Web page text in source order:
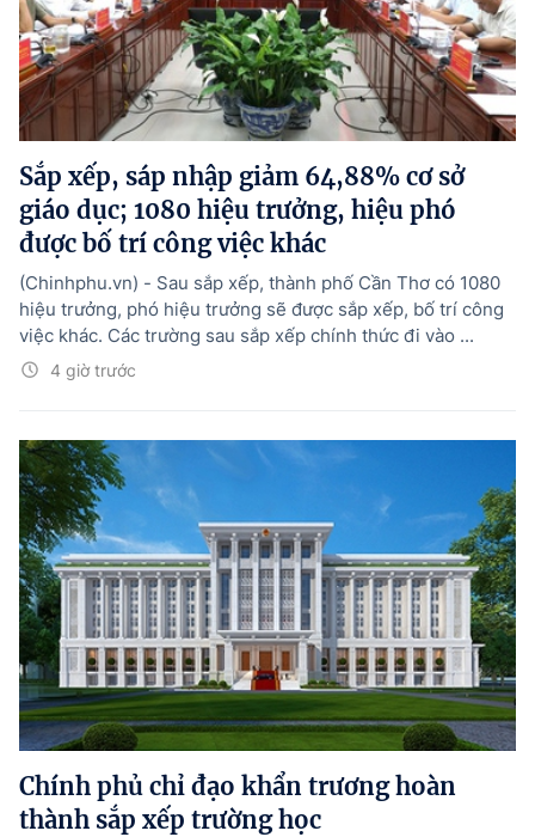
Sắp xếp, sáp nhập giảm 64,88% cơ sở
giáo dục; 1080 hiệu trưởng, hiệu phó
được bố trí công việc khác
4 giờ trước
(Chinhphu.vn) - Sau sắp xếp, thành phố Cần Thơ có 1080
hiệu trưởng, phó hiệu trưởng sẽ được sắp xếp, bố trí công
việc khác. Các trường sau sắp xếp chính thức đi vào ...
Chính phủ chỉ đạo khẩn trương hoàn
thành sắp xếp trường học